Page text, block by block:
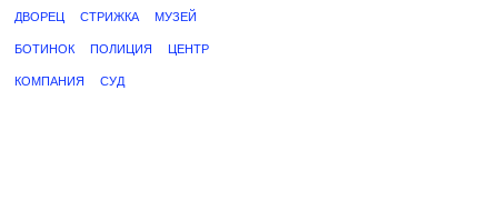
ДВОРЕЦ СТРИЖКА МУЗЕЙ
БОТИНОК ПОЛИЦИЯ ЦЕНТР
КОМПАНИЯ СУД